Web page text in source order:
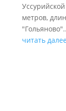
метров,
читать далее